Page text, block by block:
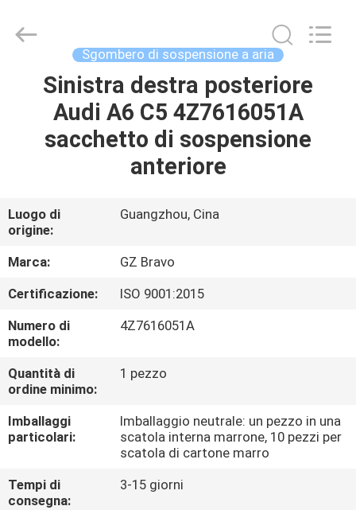
CASA
PRODOTTI
NOI
GIRO
DELLA
FABBRICA
CONTROLLO
DI
QUALITÀ
CONTATTICI
Parts
Limited.
Sgombero di sospensione a aria
Sinistra destra posteriore
Audi A6 C5 4Z7616051A
sacchetto di sospensione
anteriore
Luogo di
origine:
Guangzhou, Cina
Marca:
GZ Bravo
Certificazione:
ISO 9001:2015
Numero di
modello:
4Z7616051A
Quantità di
ordine minimo:
1 pezzo
Imballaggi
particolari:
Imballaggio neutrale: un pezzo in una
scatola interna marrone, 10 pezzi per
scatola di cartone marro
Tempi di
consegna:
3-15 giorni